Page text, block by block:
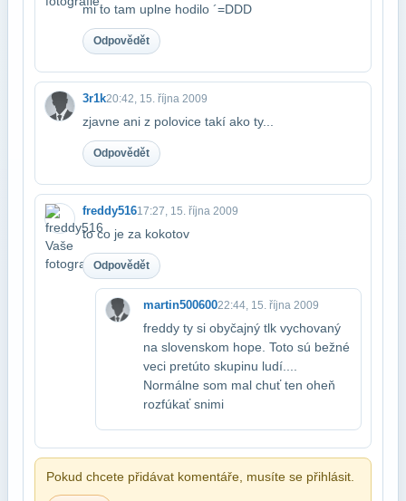
mi to tam uplne hodilo ´=DDD
Odpovědět
3r1k20:42, 15. října 2009
zjavne ani z polovice takí ako ty...
Odpovědět
freddy51617:27, 15. října 2009
to co je za kokotov
Odpovědět
martin50060022:44, 15. října 2009
freddy ty si obyčajný tlk vychovaný
na slovenskom hope. Toto sú bežné
veci pre​túto skupinu ludí....
Normálne som mal chuť ten oheň
rozfúkať snimi
Pokud chcete přidávat komentáře, musíte se přihlásit.